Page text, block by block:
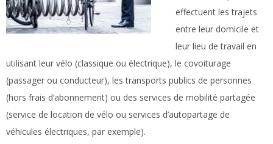
effectuent les trajets
entre leur domicile et
leur lieu de travail en
utilisant leur vélo (classique ou électrique), le covoiturage
(passager ou conducteur), les transports publics de personnes
(hors frais d’abonnement) ou des services de mobilité partagée
(service de location de vélo ou services d’autopartage de
véhicules électriques, par exemple).